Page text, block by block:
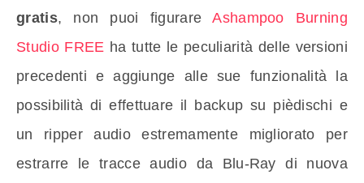
gratis, non puoi figurareAshampoo Burning
Studio FREE ha tutte le peculiarità delle versioni
precedenti e aggiunge alle sue funzionalità la
possibilità di effettuare il backup su pièdischi e
un ripper audio estremamente migliorato per
estrarre le tracce audio da Blu-Ray di nuova